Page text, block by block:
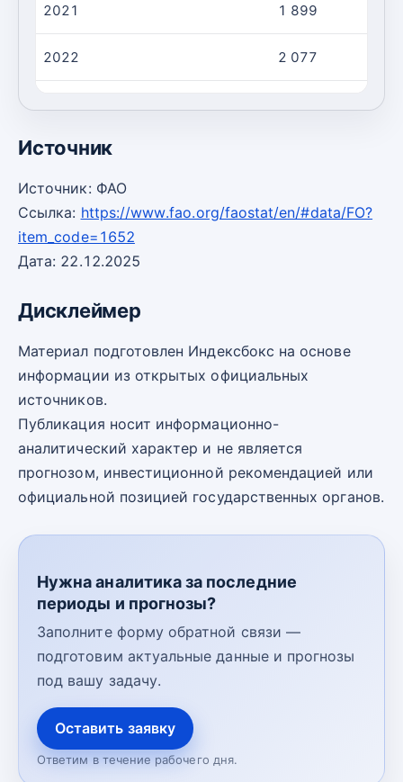
2021 1 899
2022 2 077
Источник
Источник: ФАО
Ссылка: https://www.fao.org/faostat/en/#data/FO?
item_code=1652
Дата: 22.12.2025
Дисклеймер
Материал подготовлен Индексбокс на основе
информации из открытых официальных
источников.
Публикация носит информационно-
аналитический характер и не является
прогнозом, инвестиционной рекомендацией или
официальной позицией государственных органов.
Нужна аналитика за последние
периоды и прогнозы?
Заполните форму обратной связи —
подготовим актуальные данные и прогнозы
под вашу задачу.
Оставить заявку
Ответим в течение рабочего дня.